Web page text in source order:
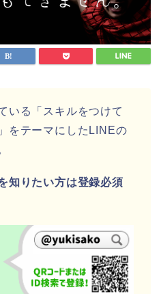
いる「スキルをつけて
をテーマにしたLINEの
知りたい方は登録必須